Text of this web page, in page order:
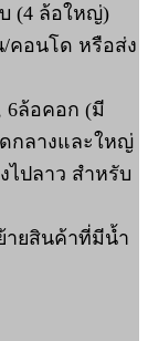
(4 ล้อใหญ่)
คอนโด หรือส่ง
6ล้อคอก (มี
กลางและใหญ่
ปลาว สำหรับ
ายสินค้าที่มีน้ำ